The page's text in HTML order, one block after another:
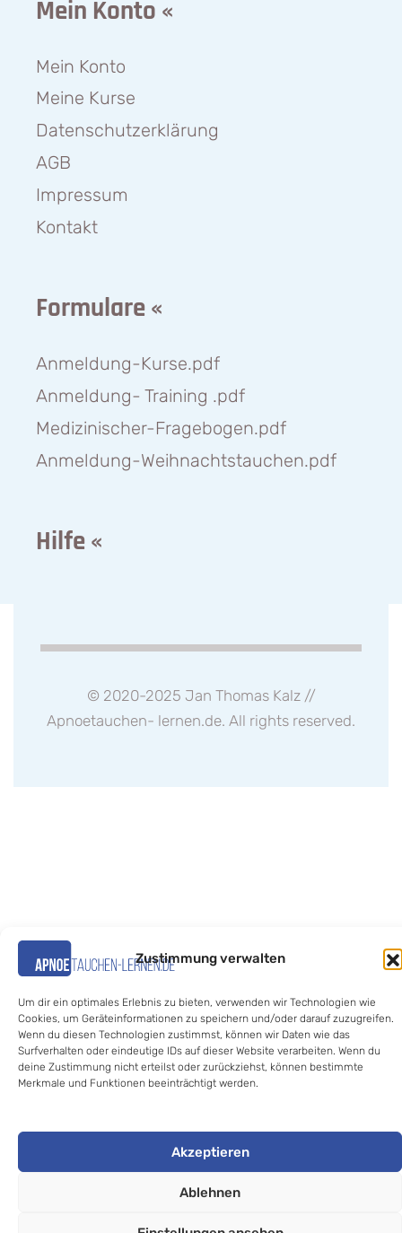
Zustimmung verwalten
Um dir ein optimales Erlebnis zu bieten, verwenden wir Technologien wie
Cookies, um Geräteinformationen zu speichern und/oder darauf zuzugreifen.
Wenn du diesen Technologien zustimmst, können wir Daten wie das
Surfverhalten oder eindeutige IDs auf dieser Website verarbeiten. Wenn du
deine Zustimmung nicht erteilst oder zurückziehst, können bestimmte
Merkmale und Funktionen beeinträchtigt werden.
Akzeptieren
Ablehnen
Mein Konto «
Mein Konto
Meine Kurse
Datenschutzerklärung
AGB
Impressum
Kontakt
Formulare «
Anmeldung-Kurse.pdf
Anmeldung- Training .pdf
Medizinischer-Fragebogen.pdf
Anmeldung-Weihnachtstauchen.pdf
Hilfe «
© 2020-2025 Jan Thomas Kalz //
Apnoetauchen- lernen.de. All rights reserved.